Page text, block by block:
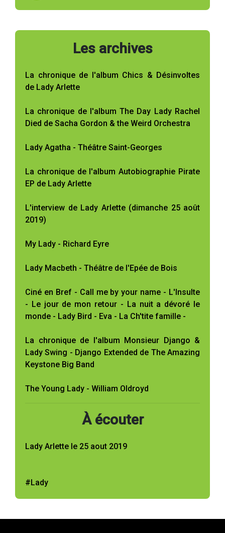
Les archives
La chronique de l'album Chics & Désinvoltes
de Lady Arlette
La chronique de l'album The Day Lady Rachel
Died de Sacha Gordon & the Weird Orchestra
Lady Agatha - Théâtre Saint-Georges
La chronique de l'album Autobiographie Pirate
EP de Lady Arlette
L'interview de Lady Arlette (dimanche 25 août
2019)
My Lady - Richard Eyre
Lady Macbeth - Théâtre de l'Epée de Bois
Ciné en Bref - Call me by your name - L'Insulte
- Le jour de mon retour - La nuit a dévoré le
monde - Lady Bird - Eva - La Ch'tite famille -
La chronique de l'album Monsieur Django &
Lady Swing - Django Extended de The Amazing
Keystone Big Band
The Young Lady - William Oldroyd
À écouter
Lady Arlette le 25 aout 2019
#Lady